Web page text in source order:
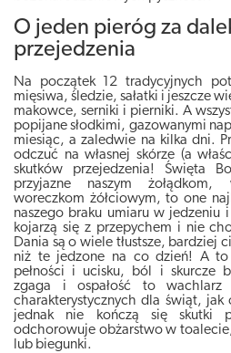
O jeden pieróg za
przejedzenia
Na początek 12 tradycyjnych
mięsiwa, śledzie, sałatki i jeszcze
makowce, serniki i pierniki. A
popijane słodkimi, gazowanymi
miesiąc, a zaledwie na kilka dni.
odczuć na własnej skórze (a
skutków przejedzenia! Święta
przyjazne naszym
woreczkom żółciowym, to one
naszego braku umiaru w
kojarzą się z przepychem i nie
Dania są o wiele tłustsze, bardziej
niż te jedzone na co dzień! A
pełności i ucisku, ból i skurcze
zgaga i ospałość to wachlarz
charakterystycznych dla świąt, jak
jednak nie kończą się skutki
odchorowuje obżarstwo w
lub biegunki.